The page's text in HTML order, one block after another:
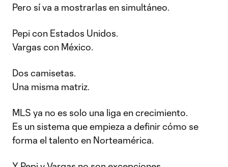
Pero sí va a mostrarlas en simultáneo.
Pepi con Estados Unidos.
Vargas con México.
Dos camisetas.
Una misma matriz.
MLS ya no es solo una liga en crecimiento.
Es un sistema que empieza a definir cómo se
forma el talento en Norteamérica.